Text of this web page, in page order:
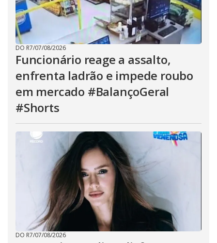
DO R7/07/08/2026
Funcionário reage a assalto,
enfrenta ladrão e impede roubo
em mercado #BalançoGeral
#Shorts
DO R7/07/08/2026